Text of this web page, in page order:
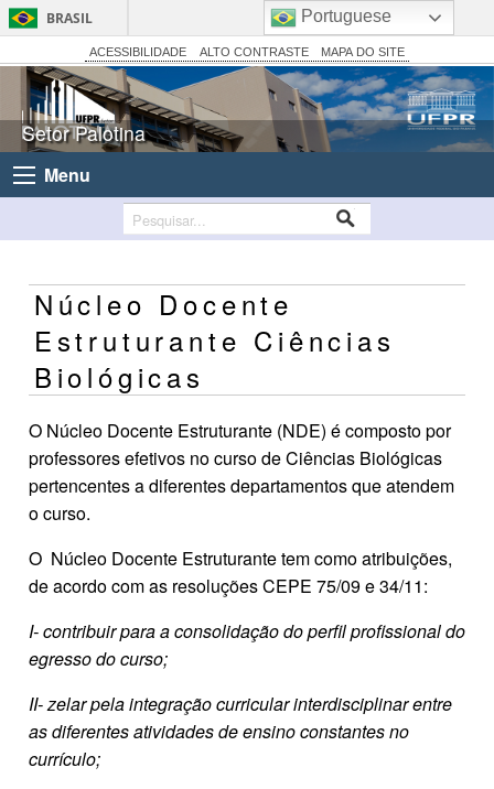
BRASIL
Simplifique!
Comunica BR
Participe
Acesso à informação
Canais
ACESSIBILIDADE ALTO CONTRASTE MAPA DO SITE
Setor Palotina
Menu
Núcleo Docente
Estruturante Ciências
Biológicas
O Núcleo Docente Estruturante (NDE) é composto por
professores efetivos no curso de Ciências Biológicas
pertencentes a diferentes departamentos que atendem
o curso.
O Núcleo Docente Estruturante tem como atribuições,
de acordo com as resoluções CEPE 75/09 e 34/11:
I- contribuir para a consolidação do perfil profissional do
egresso do curso;
II- zelar pela integração curricular interdisciplinar entre
as diferentes atividades de ensino constantes no
currículo;
Portuguese